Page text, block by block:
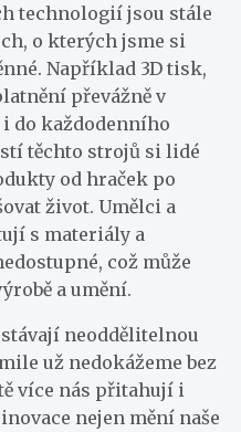
technologií jsou stále
o kterých jsme si
Například 3D tisk,
převážně v
do každodenního
těchto strojů si lidé
od hraček po
život. Umělci a
s materiály a
což může
a umění.
neoddělitelnou
už nedokážeme bez
více nás přitahují i
nejen mění naše